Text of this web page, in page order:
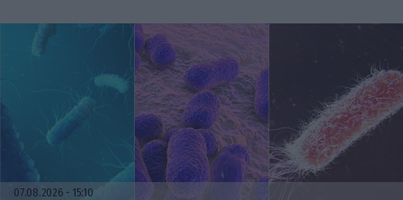
07.08.2026 15:10